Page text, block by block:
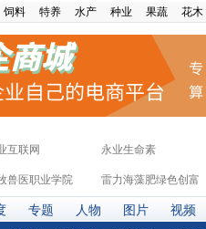
饲料 特养 水产 种业 果蔬 花木
互联网 永业生命素
兽医职业学院 雷力海藻肥绿色创富
专题 人物 图片 视频